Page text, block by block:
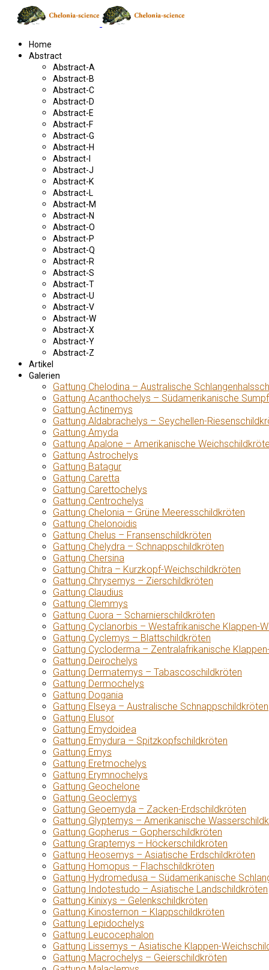
Home
Abstract
Abstract-A
Abstract-B
Abstract-C
Abstract-D
Abstract-E
Abstract-F
Abstract-G
Abstract-H
Abstract-I
Abstract-J
Abstract-K
Abstract-L
Abstract-M
Abstract-N
Abstract-O
Abstract-P
Abstract-Q
Abstract-R
Abstract-S
Abstract-T
Abstract-U
Abstract-V
Abstract-W
Abstract-X
Abstract-Y
Abstract-Z
Artikel
Galerien
Gattung Chelodina – Australische
Gattung Acanthochelys – Südamerikanische
Gattung Actinemys
Gattung Aldabrachelys – Seychellen-
Gattung Amyda
Gattung Apalone – Amerikanische
Gattung Astrochelys
Gattung Batagur
Gattung Caretta
Gattung Carettochelys
Gattung Centrochelys
Gattung Chelonia – Grüne Meeresschildkröten
Gattung Chelonoidis
Gattung Chelus – Fransenschildkröten
Gattung Chelydra – Schnappschildkröten
Gattung Chersina
Gattung Chitra – Kurzkopf-Weichschildkröten
Gattung Chrysemys – Zierschildkröten
Gattung Claudius
Gattung Clemmys
Gattung Cuora – Scharnierschildkröten
Gattung Cyclanorbis – Westafrikanische Klappen-
Gattung Cyclemys – Blattschildkröten
Gattung Cycloderma – Zentralafrikanische
Gattung Deirochelys
Gattung Dermatemys – Tabascoschildkröten
Gattung Dermochelys
Gattung Dogania
Gattung Elseya – Australische Schnappschildkröten
Gattung Elusor
Gattung Emydoidea
Gattung Emydura – Spitzkopfschildkröten
Gattung Emys
Gattung Eretmochelys
Gattung Erymnochelys
Gattung Geochelone
Gattung Geoclemys
Gattung Geoemyda – Zacken-Erdschildkröten
Gattung Glyptemys – Amerikanische
Gattung Gopherus – Gopherschildkröten
Gattung Graptemys – Höckerschildkröten
Gattung Heosemys – Asiatische Erdschildkröten
Gattung Homopus – Flachschildkröten
Gattung Hydromedusa – Südamerikanische
Gattung Indotestudo – Asiatische Landschildkröten
Gattung Kinixys – Gelenkschildkröten
Gattung Kinosternon – Klappschildkröten
Gattung Lepidochelys
Gattung Leucocephalon
Gattung Lissemys – Asiatische Klappen-
Gattung Macrochelys – Geierschildkröten